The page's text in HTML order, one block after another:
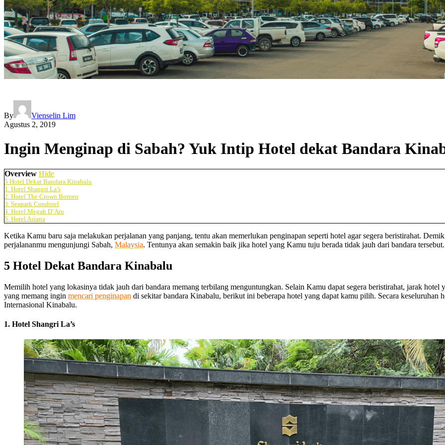
By
Vienselin Lim
Agustus 2, 2019
Ingin Menginap di Sabah? Yuk Intip Hotel dekat Bandara
Overview Hide
5 Hotel Dekat Bandara Kinabalu
1. Hotel Shangri La’s
2. Hotel The Crown Borneo
3. Seapark Condotel
4. Hotel Megah D’Aru
5. Hotel Asiana
Ketika Kamu baru saja melakukan perjalanan yang panjang, tentu akan memerlukan penginapan seperti hotel agar segera beristirahat.
perjalananmu mengunjungi Sabah, Malaysia. Tentunya akan semakin baik jika hotel yang Kamu tuju berada tidak jauh dari bandara tersebut.
5 Hotel Dekat Bandara Kinabalu
Memilih hotel yang lokasinya tidak jauh dari bandara memang terbilang menguntungkan. Selain Kamu dapat segera beristirahat, jarak
yang memang ingin mencari penginapan di sekitar bandara Kinabalu, berikut ini beberapa hotel yang dapat kamu pilih. Secara
Internasional Kinabalu.
1. Hotel Shangri La’s